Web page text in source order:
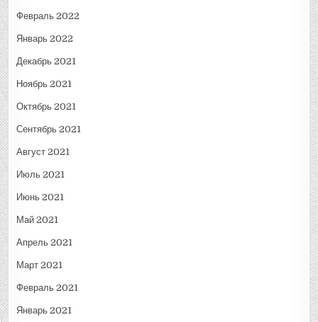
Февраль 2022
Январь 2022
Декабрь 2021
Ноябрь 2021
Октябрь 2021
Сентябрь 2021
Август 2021
Июль 2021
Июнь 2021
Май 2021
Апрель 2021
Март 2021
Февраль 2021
Январь 2021